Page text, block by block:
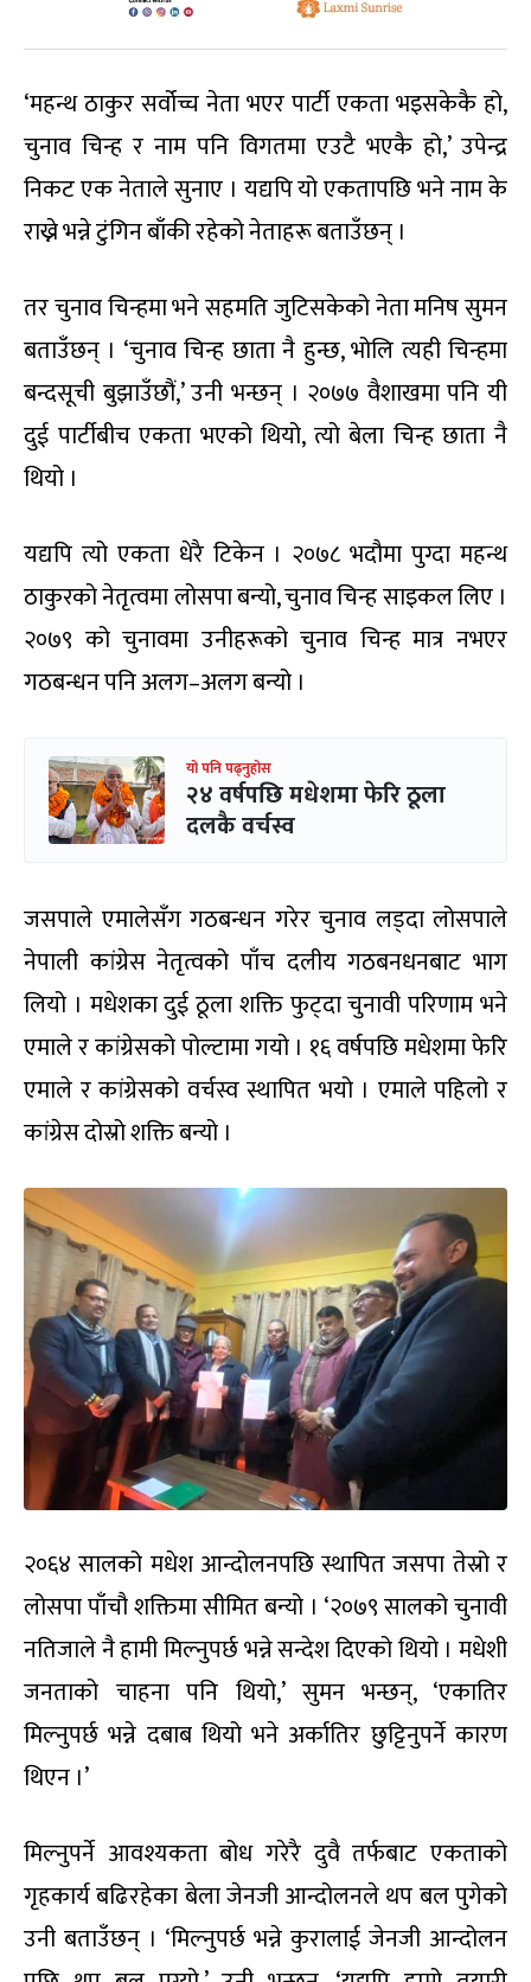
‘महन्थ ठाकुर सर्वोच्च नेता भएर पार्टी एकता भइसकेकै हो,
चुनाव चिन्ह र नाम पनि विगतमा एउटै भएकै हो,’ उपेन्द्र
निकट एक नेताले सुनाए । यद्यपि यो एकतापछि भने नाम के
राख्ने भन्ने टुंगिन बाँकी रहेको नेताहरू बताउँछन् ।
तर चुनाव चिन्हमा भने सहमति जुटिसकेको नेता मनिष सुमन
बताउँछन् । ‘चुनाव चिन्ह छाता नै हुन्छ, भोलि त्यही चिन्हमा
बन्दसूची बुझाउँछौं,’ उनी भन्छन् । २०७७ वैशाखमा पनि यी
दुई पार्टीबीच एकता भएको थियो, त्यो बेला चिन्ह छाता नै
थियो ।
यद्यपि त्यो एकता धेरै टिकेन । २०७८ भदौमा पुग्दा महन्थ
ठाकुरको नेतृत्वमा लोसपा बन्यो, चुनाव चिन्ह साइकल लिए ।
२०७९ को चुनावमा उनीहरूको चुनाव चिन्ह मात्र नभएर
गठबन्धन पनि अलग–अलग बन्यो ।
यो पनि पढ्नुहोस
२४ वर्षपछि मधेशमा फेरि ठूला
दलकै वर्चस्व
जसपाले एमालेसँग गठबन्धन गरेर चुनाव लड्दा लोसपाले
नेपाली कांग्रेस नेतृत्वको पाँच दलीय गठबनधनबाट भाग
लियो । मधेशका दुई ठूला शक्ति फुट्दा चुनावी परिणाम भने
एमाले र कांग्रेसको पोल्टामा गयो । १६ वर्षपछि मधेशमा फेरि
एमाले र कांग्रेसको वर्चस्व स्थापित भयो । एमाले पहिलो र
कांग्रेस दोस्रो शक्ति बन्यो ।
२०६४ सालको मधेश आन्दोलनपछि स्थापित जसपा तेस्रो र
लोसपा पाँचौ शक्तिमा सीमित बन्यो । ‘२०७९ सालको चुनावी
नतिजाले नै हामी मिल्नुपर्छ भन्ने सन्देश दिएको थियो । मधेशी
जनताको चाहना पनि थियो,’ सुमन भन्छन्, ‘एकातिर
मिल्नुपर्छ भन्ने दबाब थियो भने अर्कातिर छुट्टिनुपर्ने कारण
थिएन ।’
मिल्नुपर्ने आवश्यकता बोध गरेरै दुवै तर्फबाट एकताको
गृहकार्य बढिरहेका बेला जेनजी आन्दोलनले थप बल पुगेको
उनी बताउँछन् । ‘मिल्नुपर्छ भन्ने कुरालाई जेनजी आन्दोलन